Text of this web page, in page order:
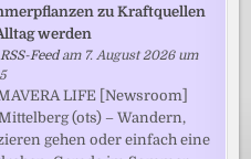
zu Kraftquellen
werden
RSS-Feedam 7. August 2026 um
LIFE [Newsroom]
(ots) – Wandern,
gehen oder einfach eine